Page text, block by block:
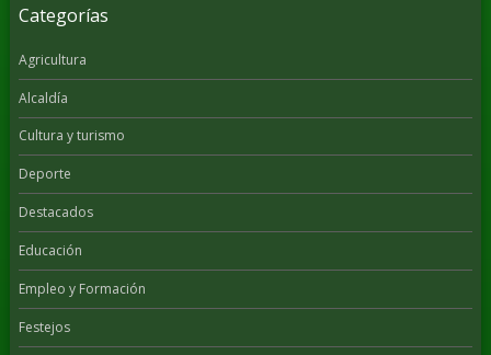
Categorías
Agricultura
Alcaldía
Cultura y turismo
Deporte
Destacados
Educación
Empleo y Formación
Festejos